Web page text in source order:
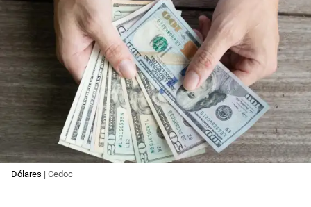
Dólares | Cedoc